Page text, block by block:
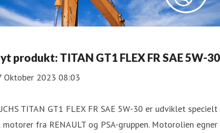
produkt: TITAN GT1 FLEX FR SAE 5W-30
Oktober 2023 08:03
TITAN GT1 FLEX FR SAE 5W-30 er udviklet specielt
fra RENAULT og PSA-gruppen. Motorolien egner